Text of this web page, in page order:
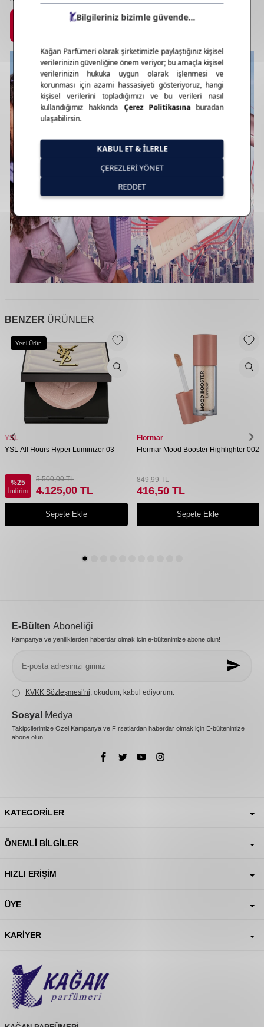
Marka Detayı
BENZER ÜRÜNLER
Yeni Ürün
YSL
YSL All Hours Hyper Luminizer 03
%25
İndirim
5.500,00TL
4.125,00 TL
Sepete Ekle
Flormar
Flormar Mood Booster Highlighter 002
849,99TL
416,50TL
Sepete Ekle
E-Bülten Aboneliği
Kampanya ve yeniliklerden haberdar olmak için e-bültenimize abone olun!
KVKK Sözleşmesi'ni , okudum, kabul ediyorum.
Sosyal Medya
Takipçilerimize Özel Kampanya ve Fırsatlardan haberdar olmak için E-bültenimize
abone olun!
KATEGORILER
ÖNEMLI BILGILER
HIZLI ERIŞIM
ÜYE
KARIYER